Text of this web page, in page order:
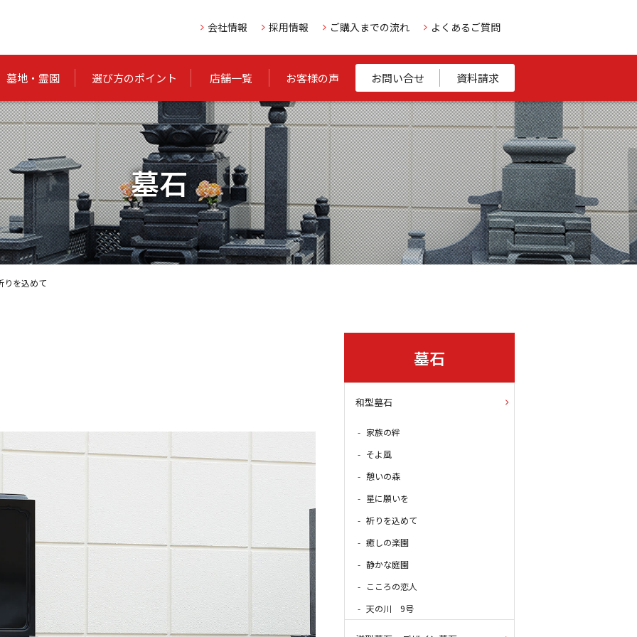
会社情報 採用情報 ご購入までの流れ よくあるご質問
墓地・霊園 選び方のポイント 店舗一覧 お客様の声 お問い合せ 資料請求
墓石
りを込めて
墓石
和型墓石
家族の絆
そよ風
憩いの森
星に願いを
祈りを込めて
癒しの楽園
静かな庭園
こころの恋人
天の川 9号